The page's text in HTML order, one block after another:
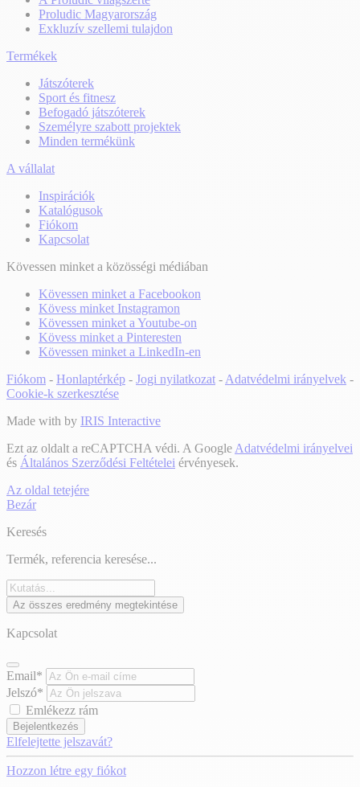
Proludic Magyarország
Exkluzív szellemi tulajdon
Termékek
Játszóterek
Sport és fitnesz
Befogadó játszóterek
Személyre szabott projektek
Minden termékünk
A vállalat
Inspirációk
Katalógusok
Fiókom
Kapcsolat
Kövessen minket a közösségi médiában
Kövessen minket a Facebookon
Kövess minket Instagramon
Kövessen minket a Youtube-on
Kövess minket a Pinteresten
Kövessen minket a LinkedIn-en
Fiókom - Honlaptérkép - Jogi nyilatkozat -Adatvédelmi irányelvek -
Cookie-k szerkesztése
Made with by IRIS Interactive
Ezt az oldalt a reCAPTCHA védi. A GoogleAdatvédelmi irányelvei
és Általános Szerződési Feltételei érvényesek.
Az oldal tetejére
Bezár
Keresés
Termék, referencia keresése...
Az összes eredmény megtekintése
Kapcsolat
Email*
Jelszó*
Emlékezz rám
Bejelentkezés
Elfelejtette jelszavát?
Hozzon létre egy fiókot